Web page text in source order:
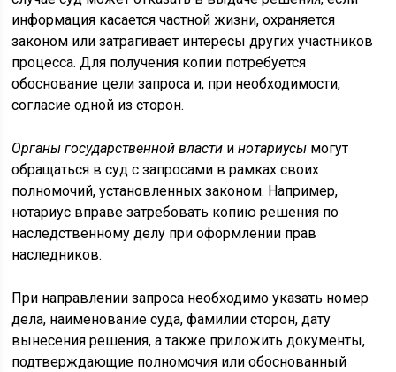
информация касается частной жизни, охраняется
законом или затрагивает интересы других участников
процесса. Для получения копии потребуется
обоснование цели запроса и, при необходимости,
согласие одной из сторон.
Органы государственной власти инотариусы могут
обращаться в суд с запросами в рамках своих
полномочий, установленных законом. Например,
нотариус вправе затребовать копию решения по
наследственному делу при оформлении прав
наследников.
При направлении запроса необходимо указать номер
дела, наименование суда, фамилии сторон, дату
вынесения решения, а также приложить документы,
подтверждающие полномочия или обоснованный